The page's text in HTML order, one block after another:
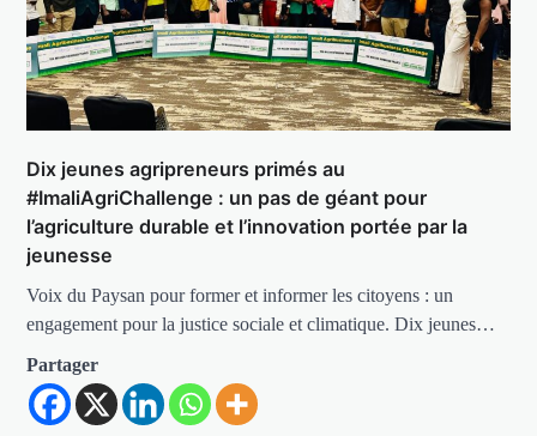
Dix jeunes agripreneurs primés au
#ImaliAgriChallenge : un pas de géant pour
l’agriculture durable et l’innovation portée par la
jeunesse
Voix du Paysan pour former et informer les citoyens : un
engagement pour la justice sociale et climatique. Dix jeunes…
Partager